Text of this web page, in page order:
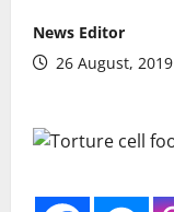
News Editor
26 August, 2019